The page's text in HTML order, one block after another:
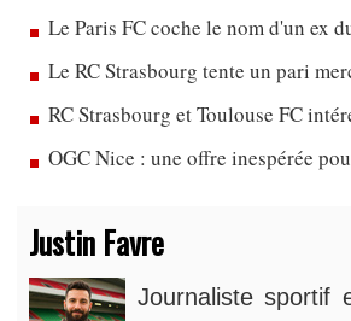
Le Paris FC coche le nom d'un ex
Le RC Strasbourg tente un pari
RC Strasbourg et Toulouse FC
OGC Nice : une offre inespérée
Justin Favre
Journaliste sportif